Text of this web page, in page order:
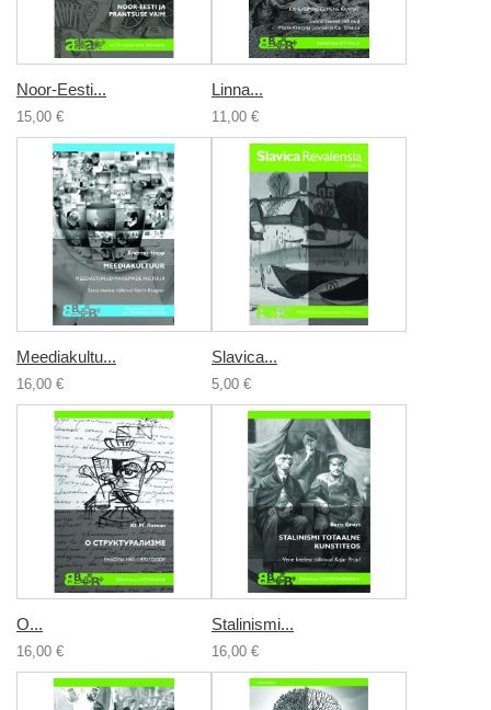
Noor-Eesti...
15,00 €
Linna...
11,00 €
Meediakultu...
16,00 €
Slavica...
5,00 €
О...
16,00 €
Stalinismi...
16,00 €